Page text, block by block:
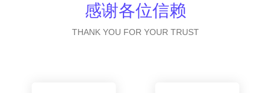
感谢各位信赖
THANK YOU FOR YOUR TRUST